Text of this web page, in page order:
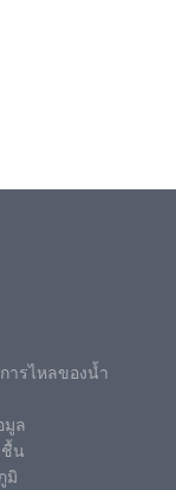
ารไหลของน้ำ
มูล
ชื้น
มิ